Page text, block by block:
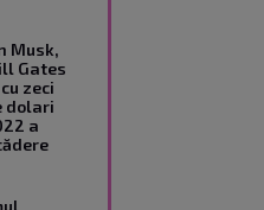
Musk,
Gates
zeci
dolari
a